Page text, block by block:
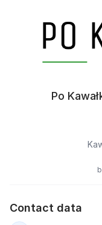
Po
Contact data